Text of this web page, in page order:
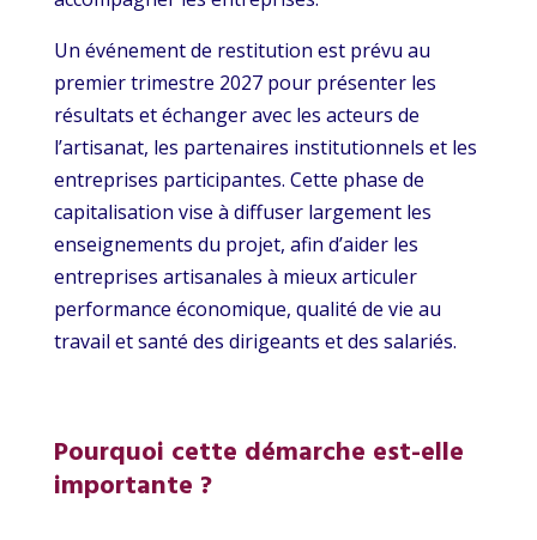
Un événement de restitution est prévu au
premier trimestre 2027 pour présenter les
résultats et échanger avec les acteurs de
l’artisanat, les partenaires institutionnels et les
entreprises participantes. Cette phase de
capitalisation vise à diffuser largement les
enseignements du projet, afin d’aider les
entreprises artisanales à mieux articuler
performance économique, qualité de vie au
travail et santé des dirigeants et des salariés.
Pourquoi cette démarche est-elle
importante ?